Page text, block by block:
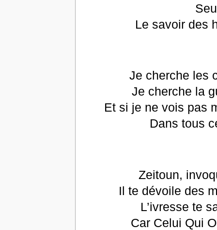
Le savoir des
Je cherche les
Je cherche la
Et si je ne vois pas
Dans tous
Zeitoun,
Il te dévoile des
L’ivresse te
Car Celui Qui